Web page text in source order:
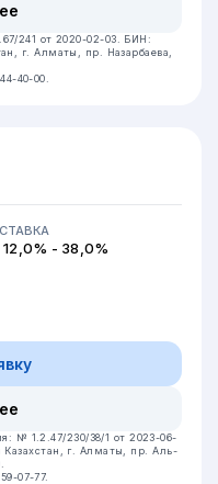
241 от 2020-02-03. БИН:
​г. Алматы, пр. Назарбаева,
40-00.
СТАВКА
12,0% - 38,0%
№ 1.2.47/230/38/1 от 2023-06-
Казахстан, г. Алматы, пр. Аль-
07-77.